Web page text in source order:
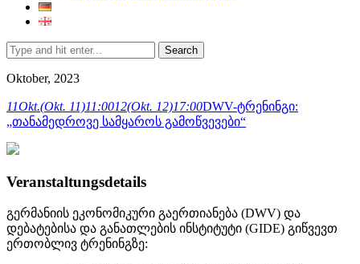
Search
Oktober, 2023
11Okt.(Okt. 11)11:0012(Okt. 12)17:00DWV-ტრენინგი:
„თანამედროვე სამყაროს გამოწვევები“
Veranstaltungsdetails
გერმანიის ეკონომიკური გაერთიანება (DWV) და
დებატებისა და განათლების ინსტიტუტი (GIDE) გიწვევთ
ერთობლივ ტრენინგზე: